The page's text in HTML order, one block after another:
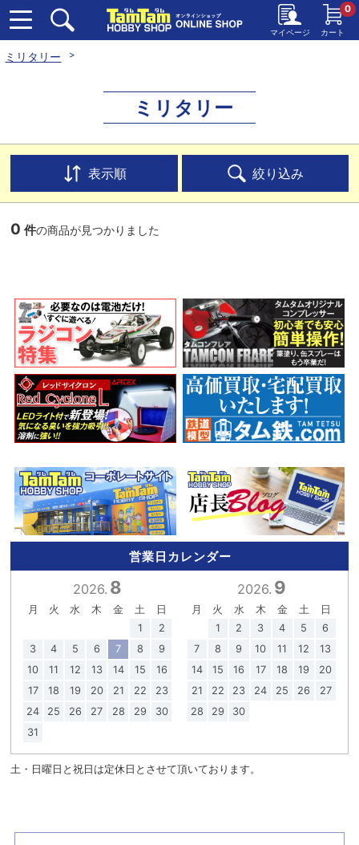
マイページ カート
0
ミリタリー
ミリタリー
表示順 絞り込み
0 件の商品が見つかりました
営業日カレンダー
2026. 8
月 火 水 木 金 土
日
1
2
3
4 5 6 7 8
9
10
11 12 13 14 15
16
17
18 19 20 21 22
23
24
25 26 27 28 29
30
31
2026. 9
月 火 水 木 金 土
日
1
2 3 4 5
6
7
8 9 10 11 12
13
14
15 16 17 18 19
20
21
22 23 24 25 26
27
28
29 30
土・日曜日と祝日は定休日とさせて頂いております。